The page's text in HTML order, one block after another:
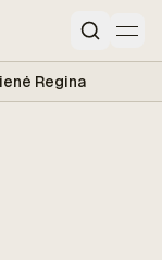
Paieška
Regina